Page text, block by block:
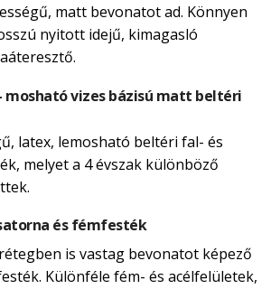
matt bevonatot ad. Könnyen
nyitott idejű, kimagasló
mosható vizes bázisú matt beltéri
latex, lemosható beltéri fal- és
melyet a 4 évszak különböző
és fémfesték
is vastag bevonatot képező
Különféle fém- és acélfelületek,